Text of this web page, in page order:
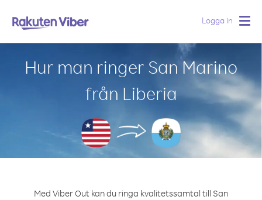
Logga in
Hur man ringer San Marino
från Liberia
Med Viber Out kan du ringa kvalitetssamtal till San